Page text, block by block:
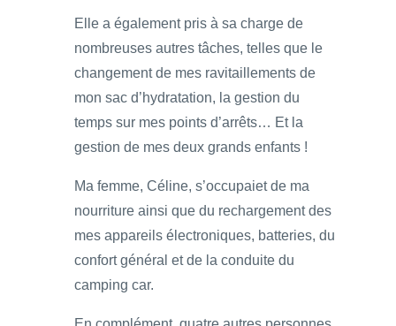
Elle a également pris à sa charge de
nombreuses autres tâches, telles que le
changement de mes ravitaillements de
mon sac d’hydratation, la gestion du
temps sur mes points d’arrêts… Et la
gestion de mes deux grands enfants !
Ma femme, Céline, s’occupaiet de ma
nourriture ainsi que du rechargement des
mes appareils électroniques, batteries, du
confort général et de la conduite du
camping car.